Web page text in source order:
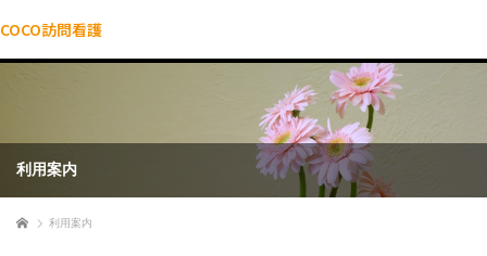
COCO訪問看護
利用案内
ホーム 利用案内